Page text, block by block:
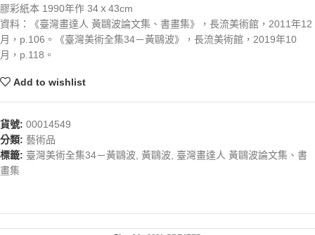
膠彩紙本 1990年作 34ｘ43cm
資料：《臺灣畫達人 黃鷗波論文集、書畫集》，長流美術館，2011年12
月，p.106。《臺灣美術全集34－黃鷗波》，長流美術館，2019年10
月，p.118。
Add to wishlist
貨號: 00014549
分類: 藝術品
標籤: 臺灣美術全集34－黃鷗波 黃鷗波 臺灣畫達人 黃鷗波論文集、書
畫集